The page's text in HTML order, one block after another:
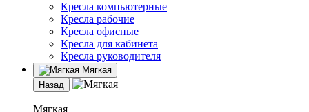
Кресла компьютерные
Кресла рабочие
Кресла офисные
Кресла для кабинета
Кресла руководителя
Мягкая
Назад
Мягкая